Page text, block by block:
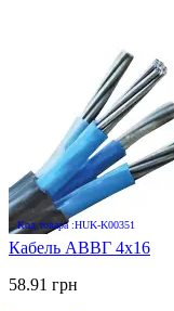
Код товара :HUK-K00351
Кабель АВВГ 4х16
58.91 грн